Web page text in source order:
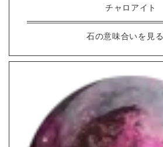
チャロアイト
石の意味合いを見る